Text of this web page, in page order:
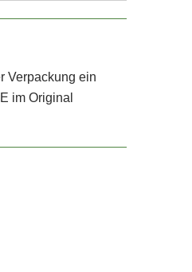
Verpackung ein
im Original